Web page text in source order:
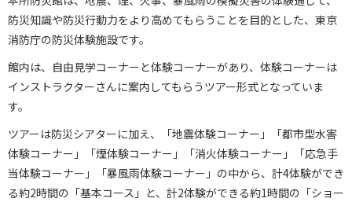
防災知識や防災行動力をより高めてもらうことを目的とした、東京
消防庁の防災体験施設です。
館内は、自由見学コーナーと体験コーナーがあり、体験コーナーは
インストラクターさんに案内してもらうツアー形式となっていま
す。
ツアーは防災シアターに加え、「地震体験コーナー」「都市型水害
体験コーナー」「煙体験コーナー」「消火体験コーナー」「応急手
当体験コーナー」「暴風雨体験コーナー」の中から、計4体験ができ
る約2時間の「基本コース」と、計2体験ができる約1時間の「ショー